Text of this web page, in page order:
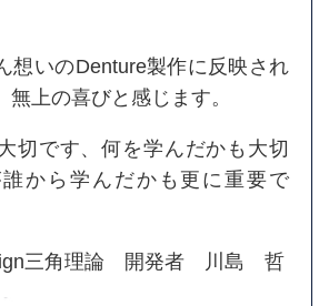
想いのDenture製作に反映され
無上の喜びと感じます。
切です、何を学んだかも大切
から学んだかも更に重要で
三角理論 開発者 川島 哲